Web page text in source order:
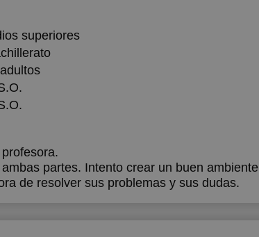
superiores
partes. Intento crear un buen ambiente
de resolver sus problemas y sus dudas.